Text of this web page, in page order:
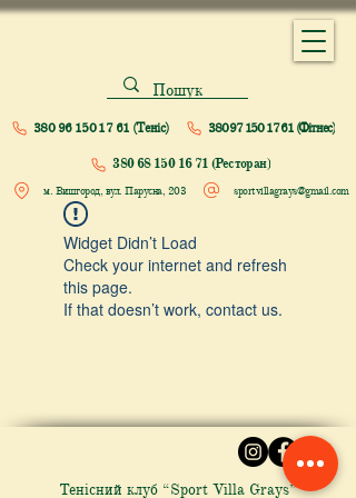
380 96 150 17 61 (Теніс)
sportvillagrays@gmail.com
380 97 150 17 61 (Фітнес)
м. Вишгород, вул. Парусна, 203
380 68 150 16 71 (Ресторан)
Widget Didn’t Load
Check your internet and refresh
this page.
If that doesn’t work, contact us.
Тенісний клуб “Sport Villa Grays”